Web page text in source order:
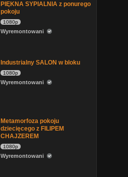
PIĘKNA SYPIALNIA z ponurego
pokoju
1080p
Wyremontowani
Industrialny SALON w bloku
1080p
Wyremontowani
Metamorfoza pokoju
dziecięcego z FILIPEM
CHAJZEREM
1080p
Wyremontowani